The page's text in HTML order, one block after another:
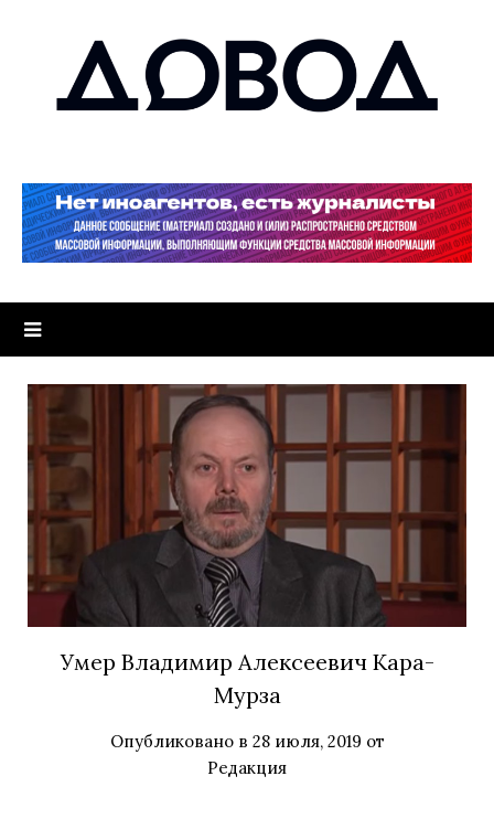
Умер Владимир Алексеевич Кара-
Мурза
Опубликовано в 28 июля, 2019 от
Редакция